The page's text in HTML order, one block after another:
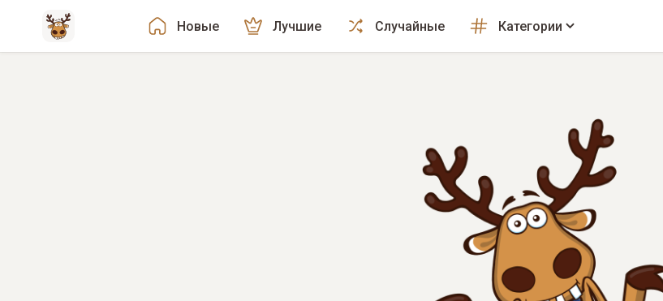
Новые Лучшие Случайные Категории